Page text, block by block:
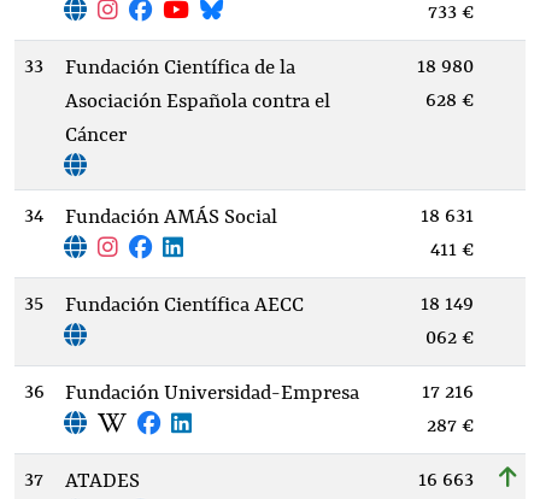
733 €
33
Fundación Científica de la
Asociación Española contra el
Cáncer
18 980
628 €
34 Fundación AMÁS Social
18 631
411 €
35 Fundación Científica AECC
18 149
062 €
36 Fundación Universidad-Empresa
17 216
287 €
37 ATADES
16 663